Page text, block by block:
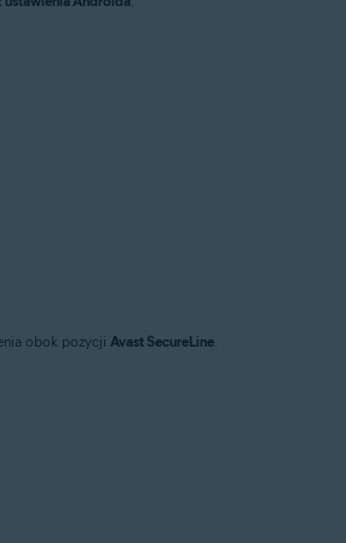
obok pozycji Avast SecureLine.